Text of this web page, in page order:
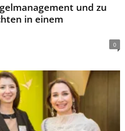
und zu
in einem
0